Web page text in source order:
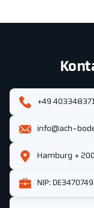
+49
info@ach-
Hamburg +
NIP: